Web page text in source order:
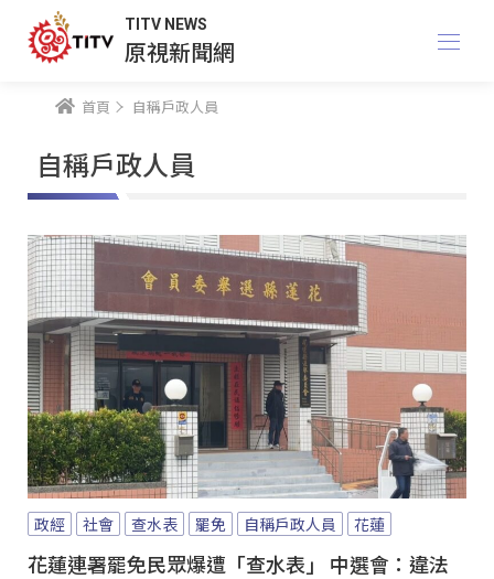
TITV NEWS
原視新聞網
首頁 自稱戶政人員
自稱戶政人員
政經 社會 查水表 罷免 自稱戶政人員 花蓮
花蓮連署罷免民眾爆遭「查水表」 中選會：違法